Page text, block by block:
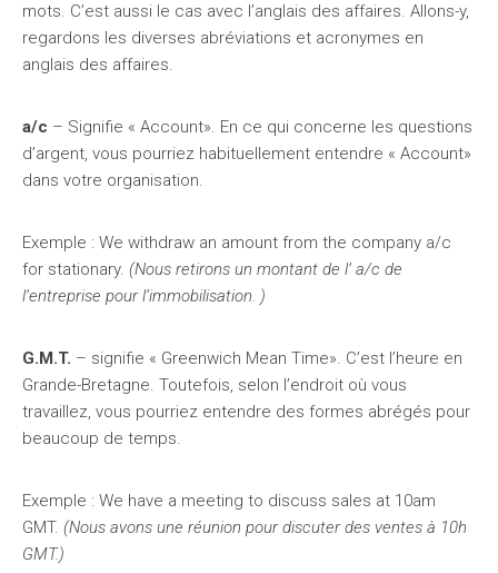
mots. C’est aussi le cas avec l’anglais des affaires. Allons-y,
regardons les diverses abréviations et acronymes en
anglais des affaires.
a/c – Signifie « Account». En ce qui concerne les questions
d’argent, vous pourriez habituellement entendre « Account»
dans votre organisation.
Exemple : We withdraw an amount from the company a/c
for stationary. (Nous retirons un montant de l’ a/c de
l’entreprise pour l’immobilisation. )
G.M.T. – signifie « Greenwich Mean Time». C’est l’heure en
Grande-Bretagne. Toutefois, selon l’endroit où vous
travaillez, vous pourriez entendre des formes abrégés pour
beaucoup de temps.
Exemple : We have a meeting to discuss sales at 10am
GMT. (Nous avons une réunion pour discuter des ventes à 10h
GMT.)